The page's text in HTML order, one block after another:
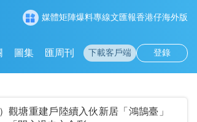
媒體矩陣爆料專線文匯報香港仔海外版
圖集 匯周刊 下載客戶端 登錄
）觀塘重建戶陸續入伙新居「鴻鵠臺」